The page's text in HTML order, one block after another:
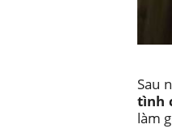
Sau
tình
làm